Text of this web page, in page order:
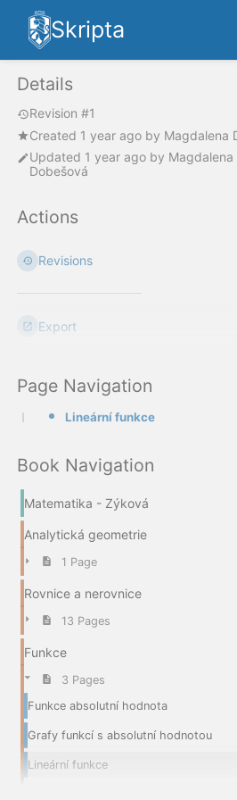
Skripta
Details
Revision #1
Created 1 year ago by Magdalena
Updated 1 year ago by Magdalena
Dobešová
Actions
Revisions
Export
Page Navigation
Lineární funkce
Book Navigation
Matematika - Zýková
Analytická geometrie
1 Page
Rovnice a nerovnice
13 Pages
Funkce
3 Pages
Funkce absolutní hodnota
Grafy funkcí s absolutní hodnotou
Lineární funkce